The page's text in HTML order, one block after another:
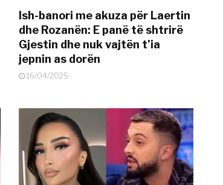
Ish-banori me akuza për Laertin
dhe Rozanën: E panë të shtrirë
Gjestin dhe nuk vajtën t’ia
jepnin as dorën
16/04/2025